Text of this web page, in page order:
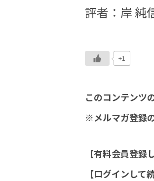
評者：岸 純
+1
このコンテンツ
※メルマガ登録
【有料会員登録
【ログインして